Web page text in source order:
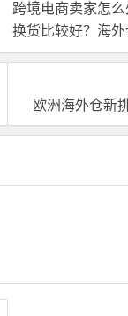
跨境电商卖家怎
换货比较好？海
靠谱吗？
欧洲海外仓新